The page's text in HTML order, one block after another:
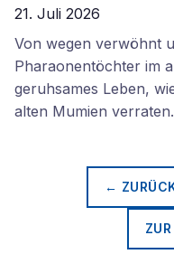
21. Juli 2026
Von wegen verwöhnt
Pharaonentöchter im
geruhsames Leben,
alten Mumien verraten.
←